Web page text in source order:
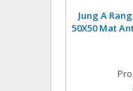
Jung A
50X50 Mat